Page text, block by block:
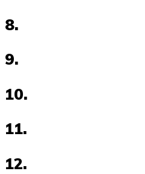
8.
9.
10.
11.
12.